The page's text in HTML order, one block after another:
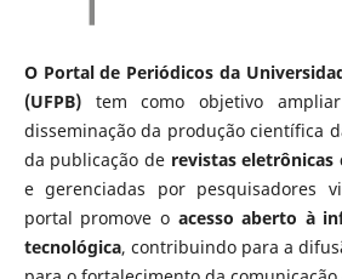
O Portal de Periódicos da
(UFPB)tem como objetivo
disseminação da produção científica
da publicação de revistas eletrônicas
e gerenciadas por pesquisadores
portal promove o acesso aberto à
tecnológica, contribuindo para a